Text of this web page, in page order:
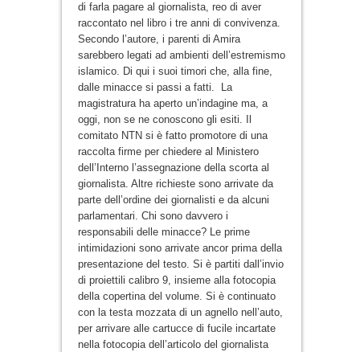
di farla pagare al giornalista, reo di aver
raccontato nel libro i tre anni di convivenza.
Secondo l’autore, i parenti di Amira
sarebbero legati ad ambienti dell’estremismo
islamico. Di qui i suoi timori che, alla fine,
dalle minacce si passi a fatti. La
magistratura ha aperto un’indagine ma, a
oggi, non se ne conoscono gli esiti. Il
comitato NTN si è fatto promotore di una
raccolta firme per chiedere al Ministero
dell’Interno l’assegnazione della scorta al
giornalista. Altre richieste sono arrivate da
parte dell’ordine dei giornalisti e da alcuni
parlamentari. Chi sono davvero i
responsabili delle minacce? Le prime
intimidazioni sono arrivate ancor prima della
presentazione del testo. Si è partiti dall’invio
di proiettili calibro 9, insieme alla fotocopia
della copertina del volume. Si è continuato
con la testa mozzata di un agnello nell’auto,
per arrivare alle cartucce di fucile incartate
nella fotocopia dell’articolo del giornalista